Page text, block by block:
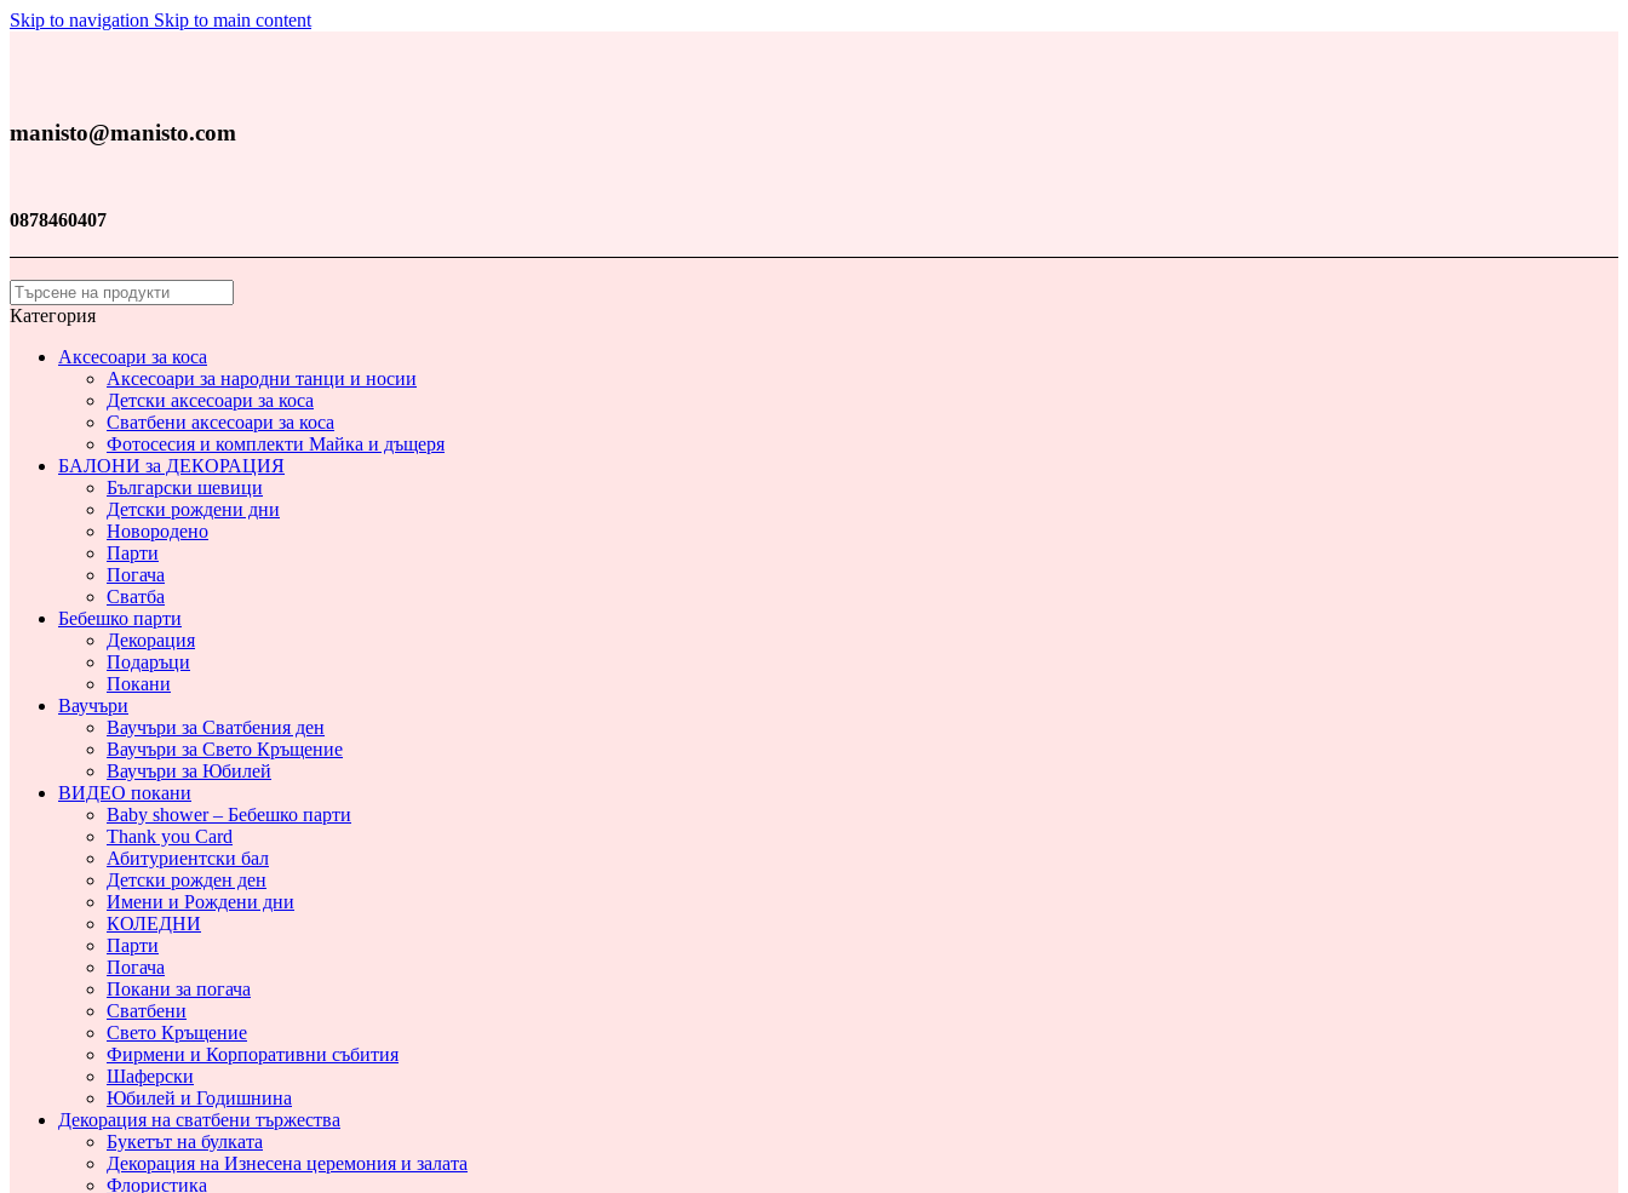
Skip to navigation Skip to main content
manisto@manisto.com
0878460407
Категория
Аксесоари за коса
Аксесоари за народни танци и носии
Детски аксесоари за коса
Сватбени аксесоари за коса
Фотосесия и комплекти Майка и дъщеря
БАЛОНИ за ДЕКОРАЦИЯ
Български шевици
Детски рождени дни
Новородено
Парти
Погача
Сватба
Бебешко парти
Декорация
Подаръци
Покани
Ваучъри
Ваучъри за Сватбения ден
Ваучъри за Свето Кръщение
Ваучъри за Юбилей
ВИДЕО покани
Baby shower – Бебешко парти
Thank you Card
Абитуриентски бал
Детски рожден ден
Имени и Рождени дни
КОЛЕДНИ
Парти
Погача
Покани за погача
Сватбени
Свето Кръщение
Фирмени и Корпоративни събития
Шаферски
Юбилей и Годишнина
Декорация на сватбени тържества
Букетът на булката
Декорация на Изнесена церемония и залата
Флористика